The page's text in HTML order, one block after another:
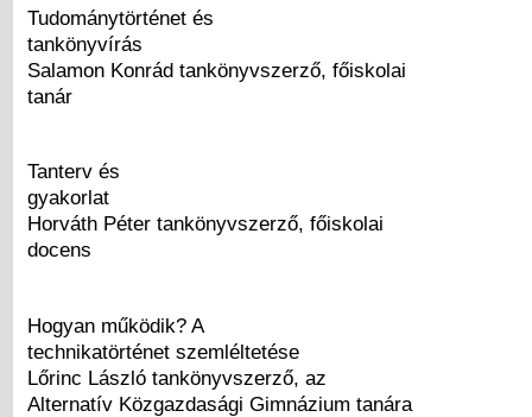
Tudománytörténet és
tankönyvírás
Salamon Konrád tankönyvszerző, főiskolai
tanár
Tanterv és
gyakorlat
Horváth Péter tankönyvszerző, főiskolai
docens
Hogyan működik? A
technikatörténet szemléltetése
Lőrinc László tankönyvszerző, az
Alternatív Közgazdasági Gimnázium tanára